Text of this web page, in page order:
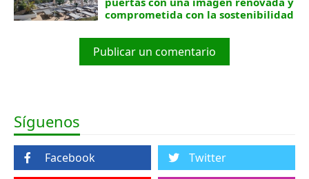
comprometida con la sostenibilidad
Publicar un comentario
Síguenos
Facebook Twitter